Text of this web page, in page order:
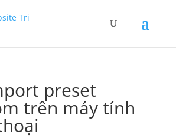
preset
trên máy tính